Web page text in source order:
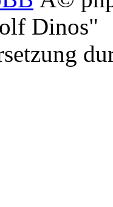
Dinos"